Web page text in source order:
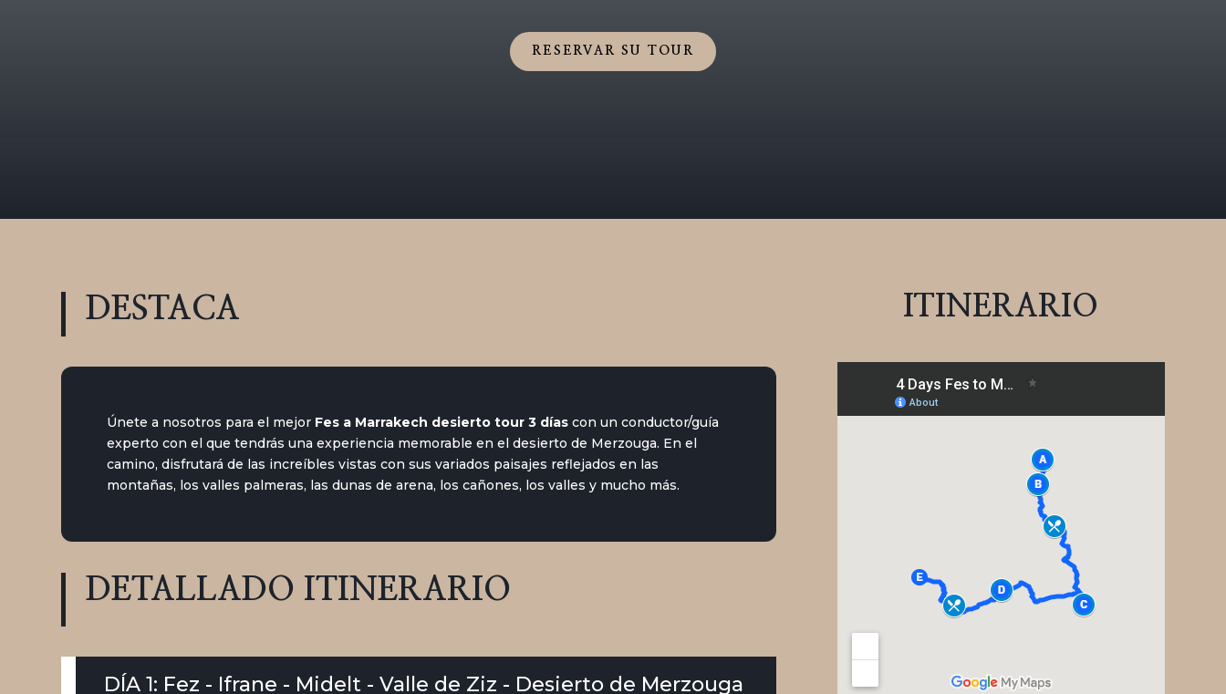
RESERVAR SU TOUR
DESTACA
Únete a nosotros para el mejor Fes a Marrakech desierto tour 3 días con un conductor/guía
experto con el que tendrás una experiencia memorable en el desierto de Merzouga. En el
camino, disfrutará de las increíbles vistas con sus variados paisajes reflejados en las
montañas, los valles palmeras, las dunas de arena, los cañones, los valles y mucho más.
DETALLADO ITINERARIO
DÍA 1: Fez - Ifrane - Midelt - Valle de Ziz - Desierto de Merzouga
ITINERARIO